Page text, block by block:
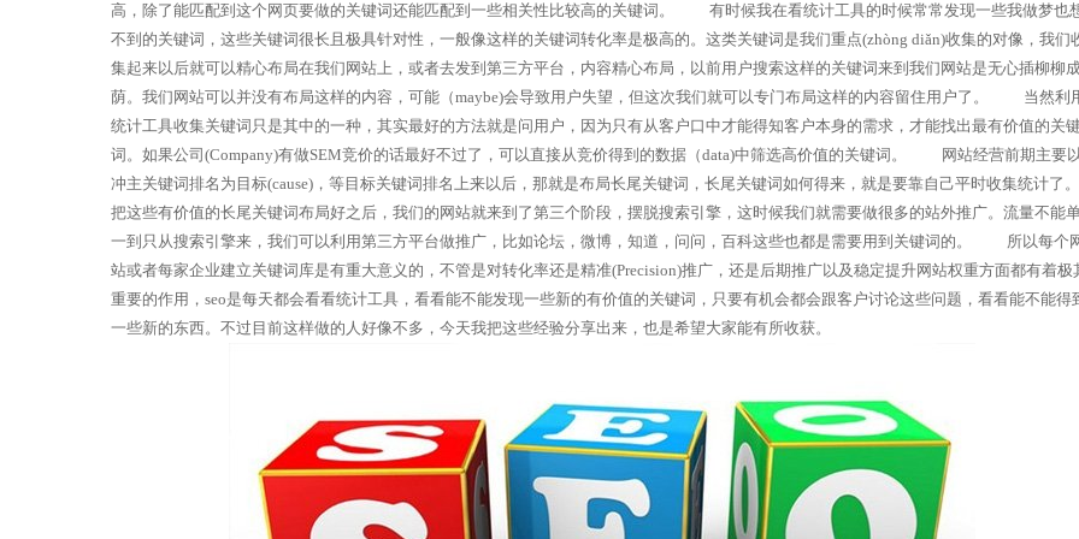
高，除了能匹配到这个网页要做的关键词还能匹配到一些相关性比较高的关键词。 有时候我在看统计工具的时候常常发现一些我做梦也
不到的关键词，这些关键词很长且极具针对性，一般像这样的关键词转化率是极高的。这类关键词是我们重点(zhòng diǎn)收集的对像，我们
集起来以后就可以精心布局在我们网站上，或者去发到第三方平台，内容精心布局，以前用户搜索这样的关键词来到我们网站是无心插柳柳
荫。我们网站可以并没有布局这样的内容，可能（maybe)会导致用户失望，但这次我们就可以专门布局这样的内容留住用户了。 当然利
统计工具收集关键词只是其中的一种，其实最好的方法就是问用户，因为只有从客户口中才能得知客户本身的需求，才能找出最有价值的关
词。如果公司(Company)有做SEM竞价的话最好不过了，可以直接从竞价得到的数据（data)中筛选高价值的关键词。 网站经营前期主要
冲主关键词排名为目标(cause)，等目标关键词排名上来以后，那就是布局长尾关键词，长尾关键词如何得来，就是要靠自己平时收集统计了。
把这些有价值的长尾关键词布局好之后，我们的网站就来到了第三个阶段，摆脱搜索引擎，这时候我们就需要做很多的站外推广。流量不能
一到只从搜索引擎来，我们可以利用第三方平台做推广，比如论坛，微博，知道，问问，百科这些也都是需要用到关键词的。 所以每个
站或者每家企业建立关键词库是有重大意义的，不管是对转化率还是精准(Precision)推广，还是后期推广以及稳定提升网站权重方面都有着极
重要的作用，seo是每天都会看看统计工具，看看能不能发现一些新的有价值的关键词，只要有机会都会跟客户讨论这些问题，看看能不能得
一些新的东西。不过目前这样做的人好像不多，今天我把这些经验分享出来，也是希望大家能有所收获。